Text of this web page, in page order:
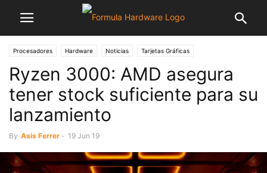
Procesadores Hardware Noticias Tarjetas Gráficas
Ryzen 3000: AMD asegura
tener stock suficiente para su
lanzamiento
By Asis Ferrer - 19 Jun 19